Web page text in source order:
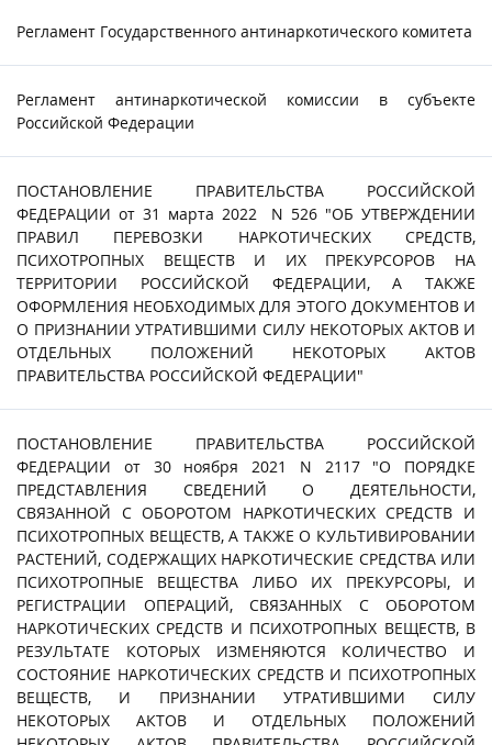
Регламент Государственного антинаркотического комитета
Регламент антинаркотической комиссии в субъекте
Российской Федерации
ПОСТАНОВЛЕНИЕ ПРАВИТЕЛЬСТВА РОССИЙСКОЙ
ФЕДЕРАЦИИ от 31 марта 2022 N 526 "ОБ УТВЕРЖДЕНИИ
ПРАВИЛ ПЕРЕВОЗКИ НАРКОТИЧЕСКИХ СРЕДСТВ,
ПСИХОТРОПНЫХ ВЕЩЕСТВ И ИХ ПРЕКУРСОРОВ НА
ТЕРРИТОРИИ РОССИЙСКОЙ ФЕДЕРАЦИИ, А ТАКЖЕ
ОФОРМЛЕНИЯ НЕОБХОДИМЫХ ДЛЯ ЭТОГО ДОКУМЕНТОВ И
О ПРИЗНАНИИ УТРАТИВШИМИ СИЛУ НЕКОТОРЫХ АКТОВ И
ОТДЕЛЬНЫХ ПОЛОЖЕНИЙ НЕКОТОРЫХ АКТОВ
ПРАВИТЕЛЬСТВА РОССИЙСКОЙ ФЕДЕРАЦИИ"
ПОСТАНОВЛЕНИЕ ПРАВИТЕЛЬСТВА РОССИЙСКОЙ
ФЕДЕРАЦИИ от 30 ноября 2021 N 2117 "О ПОРЯДКЕ
ПРЕДСТАВЛЕНИЯ СВЕДЕНИЙ О ДЕЯТЕЛЬНОСТИ,
СВЯЗАННОЙ С ОБОРОТОМ НАРКОТИЧЕСКИХ СРЕДСТВ И
ПСИХОТРОПНЫХ ВЕЩЕСТВ, А ТАКЖЕ О КУЛЬТИВИРОВАНИИ
РАСТЕНИЙ, СОДЕРЖАЩИХ НАРКОТИЧЕСКИЕ СРЕДСТВА ИЛИ
ПСИХОТРОПНЫЕ ВЕЩЕСТВА ЛИБО ИХ ПРЕКУРСОРЫ, И
РЕГИСТРАЦИИ ОПЕРАЦИЙ, СВЯЗАННЫХ С ОБОРОТОМ
НАРКОТИЧЕСКИХ СРЕДСТВ И ПСИХОТРОПНЫХ ВЕЩЕСТВ, В
РЕЗУЛЬТАТЕ КОТОРЫХ ИЗМЕНЯЮТСЯ КОЛИЧЕСТВО И
СОСТОЯНИЕ НАРКОТИЧЕСКИХ СРЕДСТВ И ПСИХОТРОПНЫХ
ВЕЩЕСТВ, И ПРИЗНАНИИ УТРАТИВШИМИ СИЛУ
НЕКОТОРЫХ АКТОВ И ОТДЕЛЬНЫХ ПОЛОЖЕНИЙ